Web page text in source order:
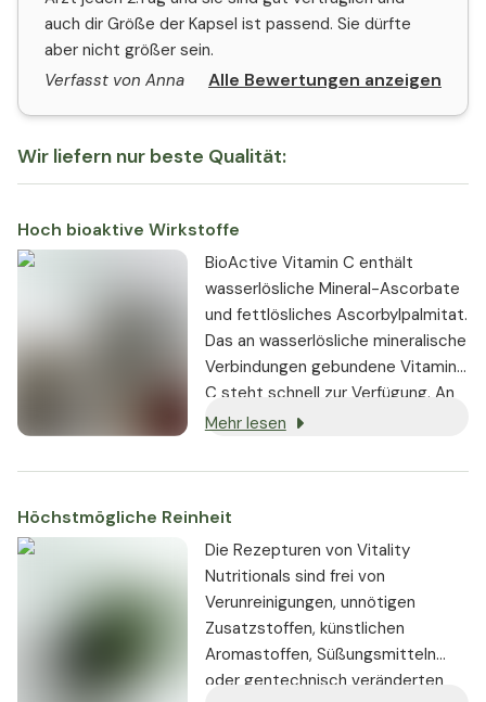
auch dir Größe der Kapsel ist passend. Sie dürfte
aber nicht größer sein.
Verfasst von Anna
Alle Bewertungen anzeigen
Wir liefern nur beste Qualität:
Hoch bioaktive Wirkstoffe
BioActive Vitamin C enthält
wasserlösliche Mineral-Ascorbate
und fettlösliches Ascorbylpalmitat.
Das an wasserlösliche mineralische
Verbindungen gebundene Vitamin
C steht schnell zur Verfügung. An
fettlösliches Ascorbylpalmitat
Körper gespeichert werden.
Mehr lesen
Höchstmögliche Reinheit
Die Rezepturen von Vitality
Nutritionals sind frei von
Verunreinigungen, unnötigen
Zusatzstoffen, künstlichen
Aromastoffen, Süßungsmitteln
oder gentechnisch veränderten